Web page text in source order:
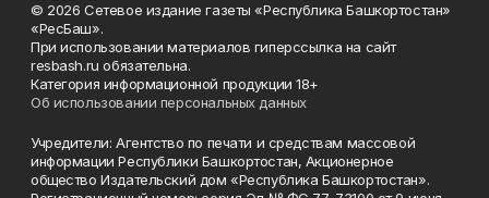
© 2026 Сетевое издание газеты «Республика Башкортостан»
«РесБаш».
При использовании материалов гиперссылка на сайт
resbash.ru обязательна.
Категория информационной продукции 18+
Об использовании персональных данных
Учредители: Агентство по печати и средствам массовой
информации Республики Башкортостан, Акционерное
общество Издательский дом «Республика Башкортостан».